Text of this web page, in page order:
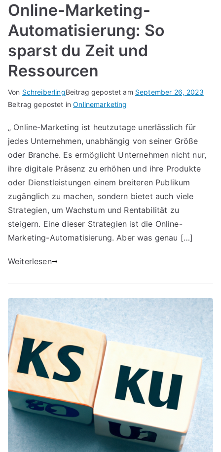
Online-Marketing-
Automatisierung: So
sparst du Zeit und
Ressourcen
Von SchreiberlingBeitrag gepostet am September 26, 2023
Beitrag gepostet inOnlinemarketing
„ Online-Marketing ist heutzutage unerlässlich für
jedes Unternehmen, unabhängig von seiner Größe
oder Branche. Es ermöglicht Unternehmen nicht nur,
ihre digitale Präsenz zu erhöhen und ihre Produkte
oder Dienstleistungen einem breiteren Publikum
zugänglich zu machen, sondern bietet auch viele
Strategien, um Wachstum und Rentabilität zu
steigern. Eine dieser Strategien ist die Online-
Marketing-Automatisierung. Aber was genau […]
Weiterlesen